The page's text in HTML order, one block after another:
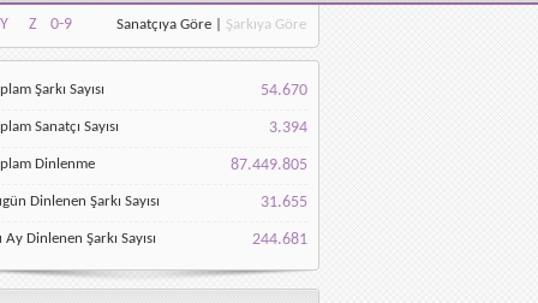
Y Z
0-9
Y Z 0-9
Sanatçıya Göre Şarkıya Göre
Şarkı Sayısı 54.670
Sanatçı Sayısı 3.394
Dinlenme 87.449.805
Dinlenen Şarkı Sayısı 31.655
Ay Dinlenen Şarkı Sayısı 244.681